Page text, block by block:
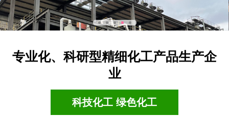
专业化、科研型精细化工产品生产企
业
科技化工 绿色化工